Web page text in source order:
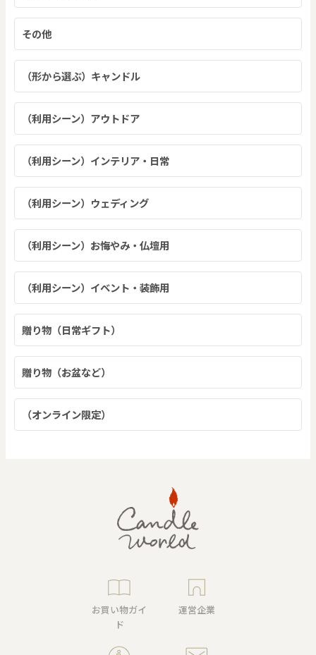
その他
（形から選ぶ）キャンドル
（利用シーン）アウトドア
（利用シーン）インテリア・日常
（利用シーン）ウェディング
（利用シーン）お悔やみ・仏壇用
（利用シーン）イベント・装飾用
贈り物（日常ギフト）
贈り物（お盆など）
（オンライン限定）
お買い物ガイ
ド
運営企業